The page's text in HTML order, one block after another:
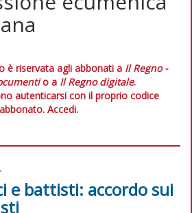
è riservata agli abbonati a Il Regno -
o a Il Regno digitale.
autenticarsi con il proprio codice
abbonato. Accedi.
e battisti: accordo sui